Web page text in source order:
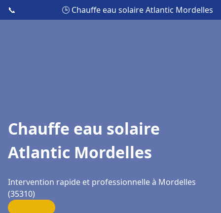
📞 🕒 Chauffe eau solaire Atlantic Mordelles
Chauffe eau solaire
Atlantic Mordelles
Intervention rapide et professionnelle à Mordelles
(35310)